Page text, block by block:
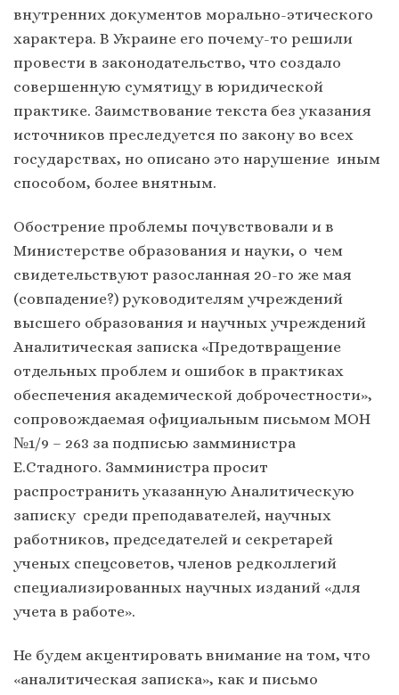
внутренних документов морально-этического
характера. В Украине его почему-то решили
провести в законодательство, что создало
совершенную сумятицу в юридической
практике. Заимствование текста без указания
источников преследуется по закону во всех
государствах, но описано это нарушение иным
способом, более внятным.
Обострение проблемы почувствовали и в
Министерстве образования и науки, о чем
свидетельствуют разосланная 20-го же мая
(совпадение?) руководителям учреждений
высшего образования и научных учреждений
Аналитическая записка «Предотвращение
отдельных проблем и ошибок в практиках
обеспечения академической доброчестности»,
сопровождаемая официальным письмом МОН
№1/9 – 263 за подписью замминистра
Е.Стадного. Замминистра просит
распространить указанную Аналитическую
записку среди преподавателей, научных
работников, председателей и секретарей
ученых спецсоветов, членов редколлегий
специализированных научных изданий «для
учета в работе».
Не будем акцентировать внимание на том, что
«аналитическая записка», как и письмо